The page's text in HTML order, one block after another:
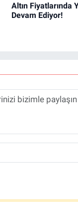
Altın Fiyatlarında
Devam Ediyor!